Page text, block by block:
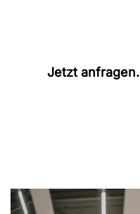
Jetzt anfragen.